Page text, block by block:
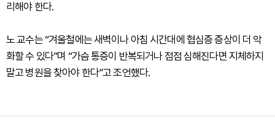
리해야 한다.
노 교수는 “겨울철에는 새벽이나 아침 시간대에 협심증 증상이 더 악
화할 수 있다”며 “가슴 통증이 반복되거나 점점 심해진다면 지체하지
말고 병원을 찾아야 한다”고 조언했다.